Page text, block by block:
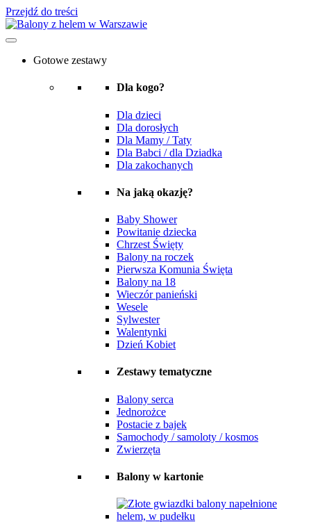
Przejdź do treści
Gotowe zestawy
Dla kogo?
Dla dzieci
Dla dorosłych
Dla Mamy / Taty
Dla Babci / dla Dziadka
Dla zakochanych
Na jaką okazję?
Baby Shower
Powitanie dziecka
Chrzest Święty
Balony na roczek
Pierwsza Komunia Święta
Balony na 18
Wieczór panieński
Wesele
Sylwester
Walentynki
Dzień Kobiet
Zestawy tematyczne
Balony serca
Jednorożce
Postacie z bajek
Samochody / samoloty / kosmos
Zwierzęta
Balony w kartonie